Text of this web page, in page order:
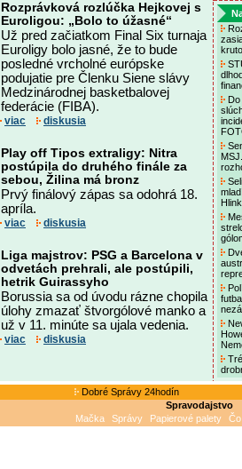
Rozprávková rozlúčka Hejkovej s
Euroligou: „Bolo to úžasné“
Už pred začiatkom Final Six turnaja
Euroligy bolo jasné, že to bude
posledné vrcholné európske
podujatie pre Členku Siene slávy
Medzinárodnej basketbalovej
federácie (FIBA).
viac diskusia
Play off Tipos extraligy: Nitra
postúpila do druhého finále za
sebou, Žilina má bronz
Prvý finálový zápas sa odohrá 18.
apríla.
viac diskusia
Liga majstrov: PSG a Barcelona v
odvetách prehrali, ale postúpili,
hetrik Guirassyho
Borussia sa od úvodu rázne chopila
úlohy zmazať štvorgólové manko a
už v 11. minúte sa ujala vedenia.
viac diskusia
Dobré Správy 24hodín
Spravodajstvo
Mačka
Správy Papierové palety